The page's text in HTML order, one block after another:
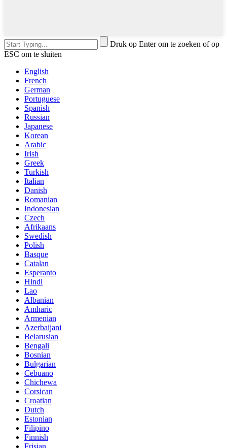
Druk op Enter om te zoeken of op
ESC om te sluiten
English
French
German
Portuguese
Spanish
Russian
Japanese
Korean
Arabic
Irish
Greek
Turkish
Italian
Danish
Romanian
Indonesian
Czech
Afrikaans
Swedish
Polish
Basque
Catalan
Esperanto
Hindi
Lao
Albanian
Amharic
Armenian
Azerbaijani
Belarusian
Bengali
Bosnian
Bulgarian
Cebuano
Chichewa
Corsican
Croatian
Dutch
Estonian
Filipino
Finnish
Frisian